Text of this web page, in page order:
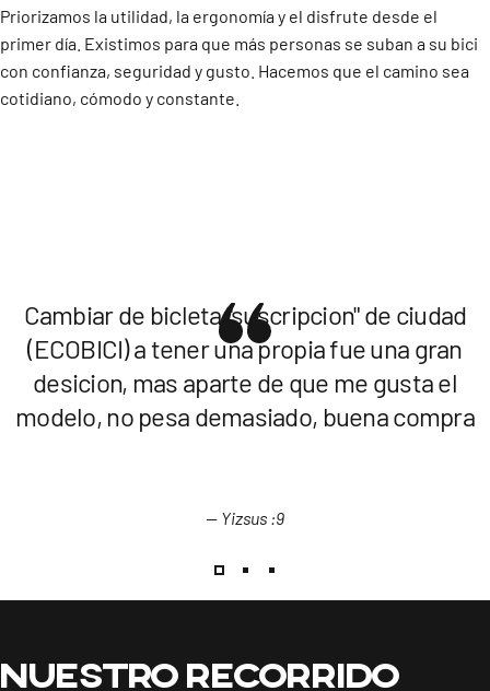
Priorizamos la utilidad, la ergonomía y el disfrute desde el
primer día. Existimos para que más personas se suban a su bici
con confianza, seguridad y gusto. Hacemos que el camino sea
cotidiano, cómodo y constante.
Cambiar de bicleta "suscripcion" de ciudad
(ECOBICI) a tener una propia fue una gran
desicion, mas aparte de que me gusta el
modelo, no pesa demasiado, buena compra
— Yizsus :9
Nuestro recorrido